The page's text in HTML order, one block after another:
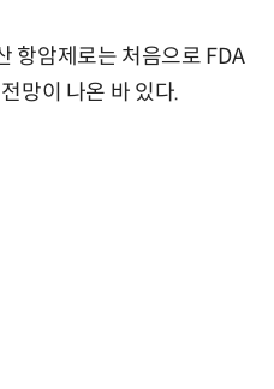
항암제로는 처음으로 FDA
망이 나온 바 있다.